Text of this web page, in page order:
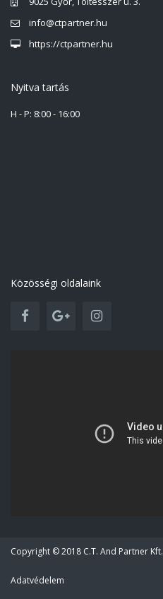
info@ctpartner.hu
https://ctpartner.hu
Nyitva tartás
H - P: 8:00 - 16:00
Közösségi oldalaink
Copyright © 2018 C.T. And Partner Kft.
Adatvédelem